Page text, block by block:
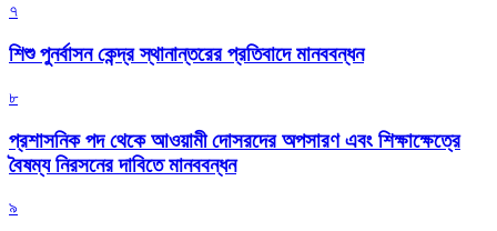
৭
শিশু পুনর্বাসন কেন্দ্র স্থানান্তরের প্রতিবাদে মানববন্ধন
৮
প্রশাসনিক পদ থেকে আওয়ামী দোসরদের অপসারণ এবং শিক্ষাক্ষেত্রে
বৈষম্য নিরসনের দাবিতে মানববন্ধন
৯